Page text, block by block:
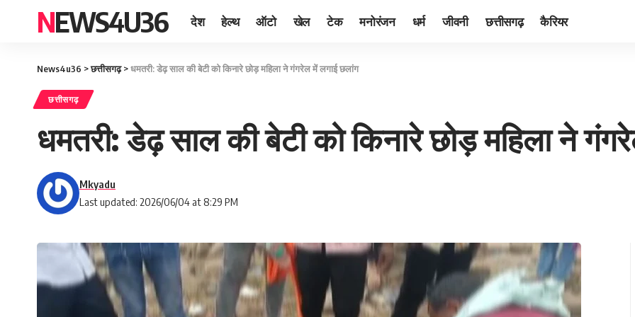
NEWS4U36 देश हेल्थ ऑटो खेल टेक मनोरंजन धर्म जीवनी छत्तीसगढ़ कैरियर
News4u36 >छत्तीसगढ़>धमतरी: डेढ़ साल की बेटी को किनारे छोड़ महिला ने गंगरेल में लगाई छलांग
छत्तीसगढ़
धमतरी: डेढ़ साल की बेटी को किनारे छोड़ महिला ने
Last updated: 2026/06/04 at 8:29 PM
Mkyadu